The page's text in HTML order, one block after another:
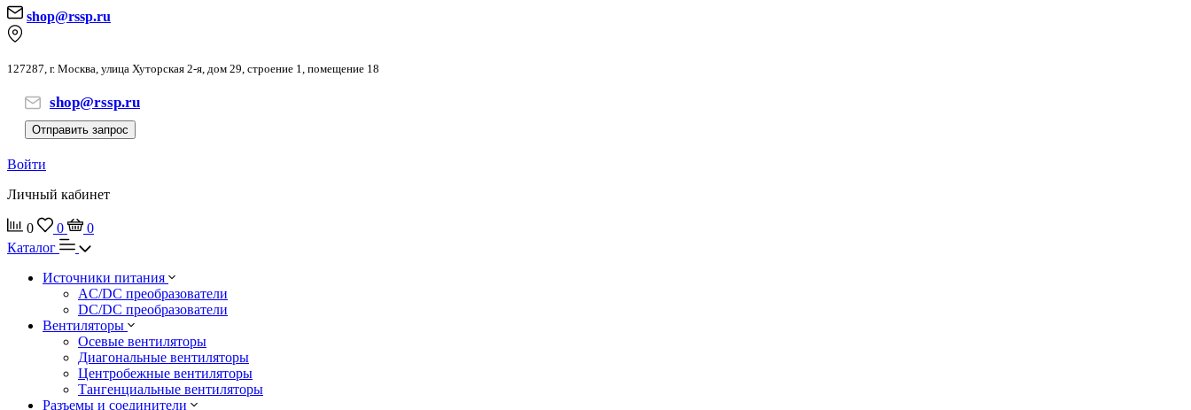
shop@rssp.ru
127287, г. Москва, улица Хуторская 2-я, дом 29, строение 1, помещение 18
shop@rssp.ru
Отправить запрос
Войти
Личный кабинет
0 0
0
Каталог
Источники питания
AC/DC преобразователи
DC/DC преобразователи
Вентиляторы
Осевые вентиляторы
Диагональные вентиляторы
Центробежные вентиляторы
Тангенциальные вентиляторы
Разъемы и соединители